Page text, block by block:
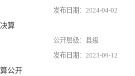
2024-04-02
算
县级
2023-09-12
公开